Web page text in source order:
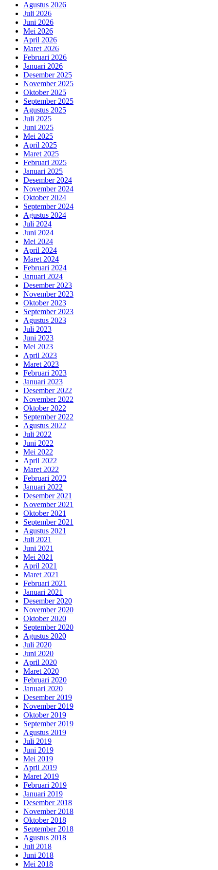
Agustus 2026
Juli 2026
Juni 2026
Mei 2026
April 2026
Maret 2026
Februari 2026
Januari 2026
Desember 2025
November 2025
Oktober 2025
September 2025
Agustus 2025
Juli 2025
Juni 2025
Mei 2025
April 2025
Maret 2025
Februari 2025
Januari 2025
Desember 2024
November 2024
Oktober 2024
September 2024
Agustus 2024
Juli 2024
Juni 2024
Mei 2024
April 2024
Maret 2024
Februari 2024
Januari 2024
Desember 2023
November 2023
Oktober 2023
September 2023
Agustus 2023
Juli 2023
Juni 2023
Mei 2023
April 2023
Maret 2023
Februari 2023
Januari 2023
Desember 2022
November 2022
Oktober 2022
September 2022
Agustus 2022
Juli 2022
Juni 2022
Mei 2022
April 2022
Maret 2022
Februari 2022
Januari 2022
Desember 2021
November 2021
Oktober 2021
September 2021
Agustus 2021
Juli 2021
Juni 2021
Mei 2021
April 2021
Maret 2021
Februari 2021
Januari 2021
Desember 2020
November 2020
Oktober 2020
September 2020
Agustus 2020
Juli 2020
Juni 2020
April 2020
Maret 2020
Februari 2020
Januari 2020
Desember 2019
November 2019
Oktober 2019
September 2019
Agustus 2019
Juli 2019
Juni 2019
Mei 2019
April 2019
Maret 2019
Februari 2019
Januari 2019
Desember 2018
November 2018
Oktober 2018
September 2018
Agustus 2018
Juli 2018
Juni 2018
Mei 2018